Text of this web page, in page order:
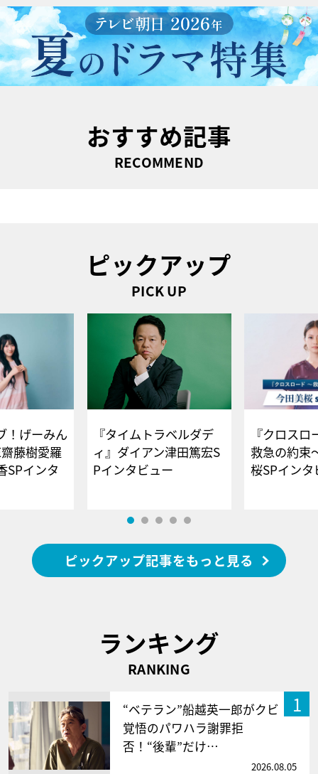
おすすめ記事
RECOMMEND
ピックアップ
PICK UP
！げーみん
藤樹愛羅
SPインタ
『タイムトラベルダデ
ィ』ダイアン津田篤宏S
Pインタビュー
『クロス
救急の約束
桜SPイ
ピックアップ記事をもっと見る
ランキング
RANKING
1
“ベテラン”船越英一郎がクビ
覚悟のパワハラ謝罪拒
否！“後輩”だけ…
2026.08.05